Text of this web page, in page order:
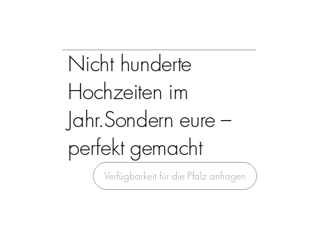
Nicht hunderte
Hochzeiten im
Jahr.Sondern eure –
perfekt gemacht
Verfügbarkeit für die Pfalz anfragen